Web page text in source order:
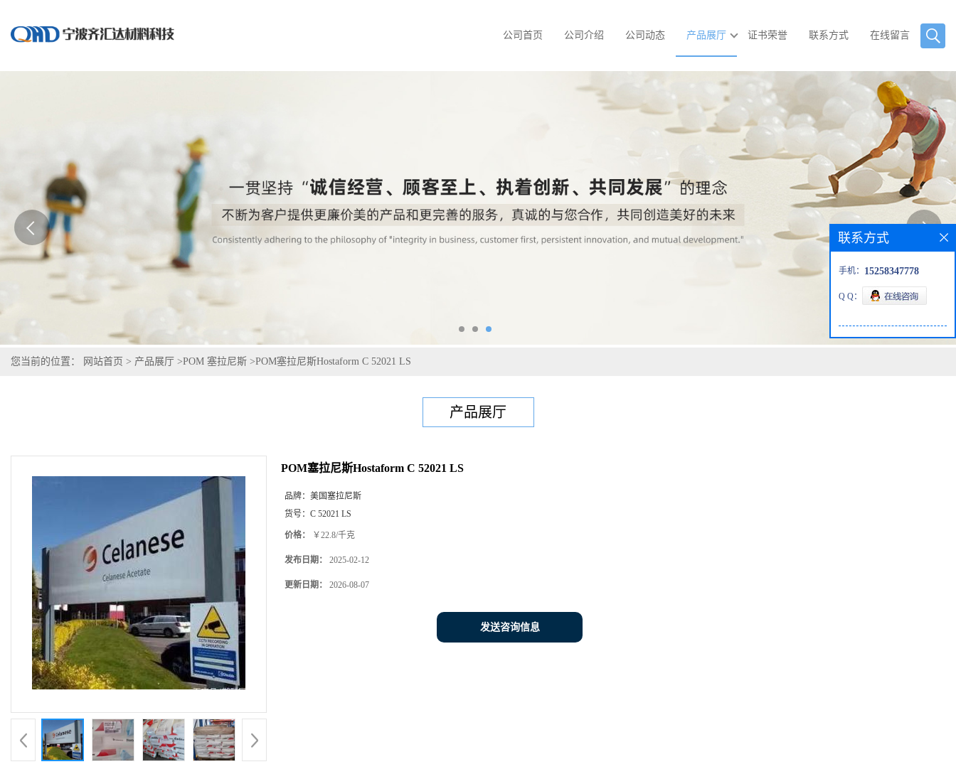
公司首页 公司介绍 公司动态 产品展厅 证书荣誉 联系方式 在线留言
您当前的位置： 网站首页 > 产品展厅 >POM 塞拉尼斯 >POM塞拉尼斯Hostaform C 52021 LS
产品展厅
POM塞拉尼斯Hostaform C 52021 LS
品牌： 美国塞拉尼斯
货号： C 52021 LS
价格： ￥22.8/千克
发布日期： 2025-02-12
更新日期： 2026-08-07
发送咨询信息
联系方式
手机： 15258347778
Q Q：